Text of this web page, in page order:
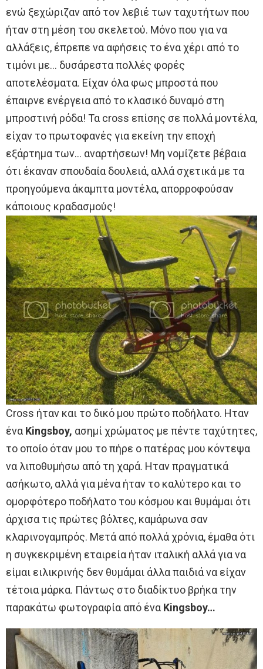
ενώ ξεχώριζαν από τον λεβιέ των ταχυτήτων που
ήταν στη μέση του σκελετού. Μόνο που για να
αλλάξεις, έπρεπε να αφήσεις το ένα χέρι από το
τιμόνι με… δυσάρεστα πολλές φορές
αποτελέσματα. Eίχαν όλα φως μπροστά που
έπαιρνε ενέργεια από το κλασικό δυναμό στη
μπροστινή ρόδα! Τα cross επίσης σε πολλά μοντέλα,
είχαν το πρωτοφανές για εκείνη την εποχή
εξάρτημα των… αναρτήσεων! Μη νομίζετε βέβαια
ότι έκαναν σπουδαία δουλειά, αλλά σχετικά με τα
προηγούμενα άκαμπτα μοντέλα, απορροφούσαν
κάποιους κραδασμούς!​
Cross ήταν και το δικό μου πρώτο ποδήλατο. Ηταν
ένα Kingsboy, ασημί χρώματος με πέντε ταχύτητες,
το οποίο όταν μου το πήρε ο πατέρας μου κόντεψα
να λιποθυμήσω από τη χαρά. Ηταν πραγματικά
ασήκωτο, αλλά για μένα ήταν το καλύτερο και το
ομορφότερο ποδήλατο του κόσμου και θυμάμαι ότι
άρχισα τις πρώτες βόλτες, καμάρωνα σαν
κλαρινογαμπρός. Μετά από πολλά χρόνια, έμαθα ότι
η συγκεκριμένη εταιρεία ήταν ιταλική αλλά για να
είμαι ειλικρινής δεν θυμάμαι άλλα παιδιά να είχαν
τέτοια μάρκα. Πάντως στο διαδίκτυο βρήκα την
παρακάτω φωτογραφία από ένα Kingsboy…